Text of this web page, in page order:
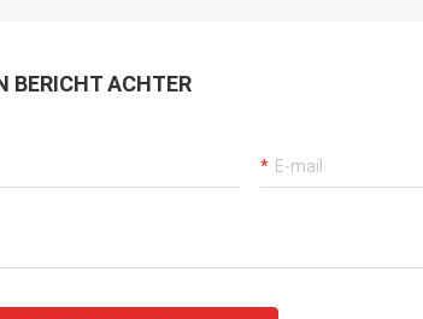
BERICHT ACHTER